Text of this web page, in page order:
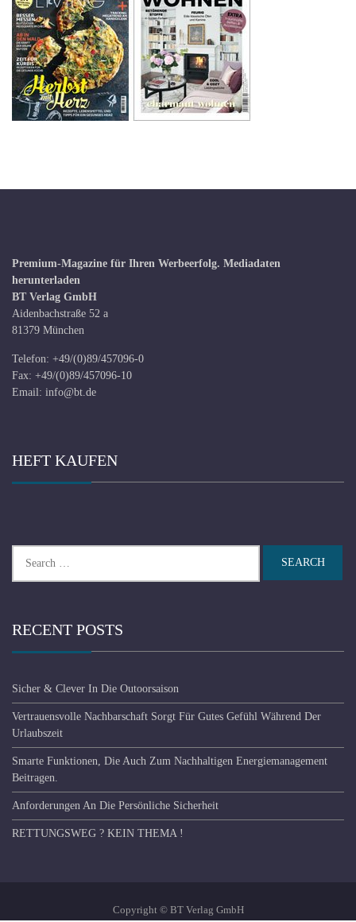
Premium-Magazine für Ihren Werbeerfolg. Mediadaten
herunterladen
BT Verlag GmbH
Aidenbachstraße 52 a
81379 München
Telefon: +49/(0)89/457096-0
Fax: +49/(0)89/457096-10
Email: info@bt.de
HEFT KAUFEN
for:
RECENT POSTS
Sicher & Clever In Die Outoorsaison
Vertrauensvolle Nachbarschaft Sorgt Für Gutes Gefühl Während Der
Urlaubszeit
Smarte Funktionen, Die Auch Zum Nachhaltigen Energiemanagement
Beitragen.
Anforderungen An Die Persönliche Sicherheit
RETTUNGSWEG ? KEIN THEMA !
Copyright © BT Verlag GmbH